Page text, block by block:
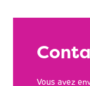
Vous avez